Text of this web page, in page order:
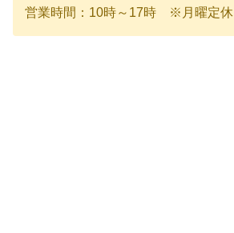
営業時間：10時～17時 ※月曜定休